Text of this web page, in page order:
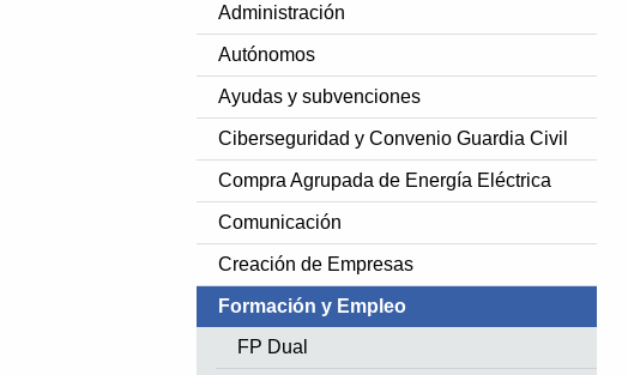
Administración
Autónomos
Ayudas y subvenciones
Ciberseguridad y Convenio Guardia Civil
Compra Agrupada de Energía Eléctrica
Comunicación
Creación de Empresas
Formación y Empleo
FP Dual